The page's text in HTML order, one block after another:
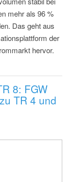
mehr als 96 %
Das geht aus
der
hervor.
8: FGW
TR 4 und